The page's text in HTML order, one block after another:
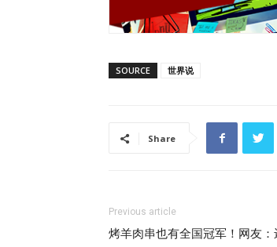
SOURCE 世界说
Share
Previous article
烤羊肉串也有全国冠军！网友：